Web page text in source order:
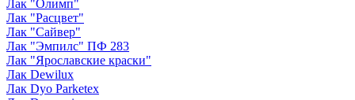
Лак "Олимп"
Лак "Расцвет"
Лак "Сайвер"
Лак "Эмпилс" ПФ 283
Лак "Ярославские краски"
Лак Dewilux
Лак Dyo Parketex